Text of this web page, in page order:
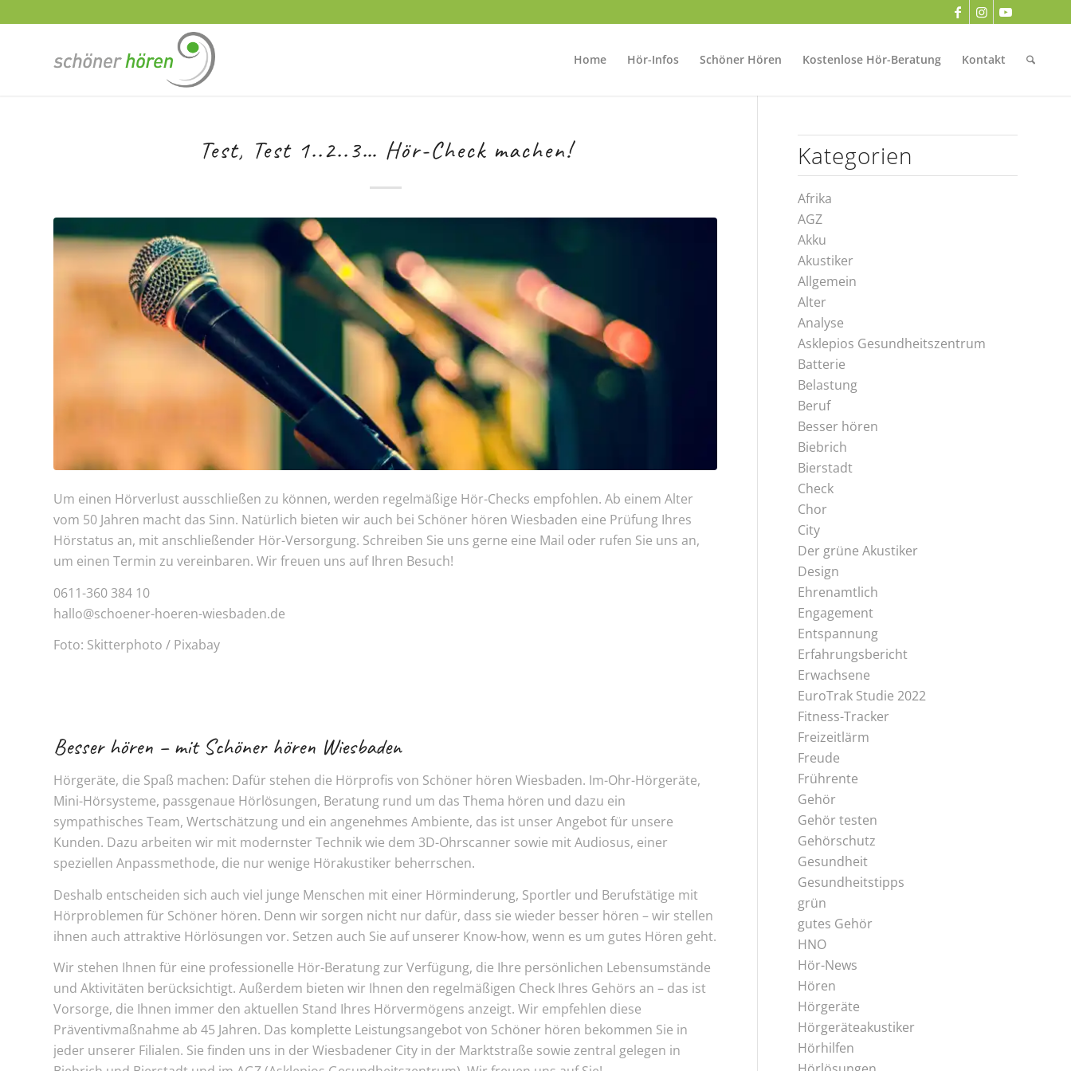
Home Hör-Infos Schöner Hören Kostenlose Hör-Beratung Kontakt
Test, Test 1..2..3… Hör-Check machen!
Um einen Hörverlust ausschließen zu können, werden regelmäßige Hör-Checks empfohlen. Ab einem Alter
vom 50 Jahren macht das Sinn. Natürlich bieten wir auch bei Schöner hören Wiesbaden eine Prüfung Ihres
Hörstatus an, mit anschließender Hör-Versorgung. Schreiben Sie uns gerne eine Mail oder rufen Sie uns an,
um einen Termin zu vereinbaren. Wir freuen uns auf Ihren Besuch!
0611-360 384 10
hallo@schoener-hoeren-wiesbaden.de
Foto: Skitterphoto / Pixabay
Besser hören – mit Schöner hören Wiesbaden
Hörgeräte, die Spaß machen: Dafür stehen die Hörprofis von Schöner hören Wiesbaden. Im-Ohr-Hörgeräte,
Mini-Hörsysteme, passgenaue Hörlösungen, Beratung rund um das Thema hören und dazu ein
sympathisches Team, Wertschätzung und ein angenehmes Ambiente, das ist unser Angebot für unsere
Kunden. Dazu arbeiten wir mit modernster Technik wie dem 3D-Ohrscanner sowie mit Audiosus, einer
speziellen Anpassmethode, die nur wenige Hörakustiker beherrschen.
Deshalb entscheiden sich auch viel junge Menschen mit einer Hörminderung, Sportler und Berufstätige mit
Hörproblemen für Schöner hören. Denn wir sorgen nicht nur dafür, dass sie wieder besser hören – wir stellen
ihnen auch attraktive Hörlösungen vor. Setzen auch Sie auf unserer Know-how, wenn es um gutes Hören geht.
Wir stehen Ihnen für eine professionelle Hör-Beratung zur Verfügung, die Ihre persönlichen Lebensumstände
und Aktivitäten berücksichtigt. Außerdem bieten wir Ihnen den regelmäßigen Check Ihres Gehörs an – das ist
Vorsorge, die Ihnen immer den aktuellen Stand Ihres Hörvermögens anzeigt. Wir empfehlen diese
Präventivmaßnahme ab 45 Jahren. Das komplette Leistungsangebot von Schöner hören bekommen Sie in
jeder unserer Filialen. Sie finden uns in der Wiesbadener City in der Marktstraße sowie zentral gelegen in
Kategorien
Afrika
AGZ
Akku
Akustiker
Allgemein
Alter
Analyse
Asklepios Gesundheitszentrum
Batterie
Belastung
Beruf
Besser hören
Biebrich
Bierstadt
Check
Chor
City
Der grüne Akustiker
Design
Ehrenamtlich
Engagement
Entspannung
Erfahrungsbericht
Erwachsene
EuroTrak Studie 2022
Fitness-Tracker
Freizeitlärm
Freude
Frührente
Gehör
Gehör testen
Gehörschutz
Gesundheit
Gesundheitstipps
grün
gutes Gehör
HNO
Hör-News
Hören
Hörgeräte
Hörgeräteakustiker
Hörhilfen